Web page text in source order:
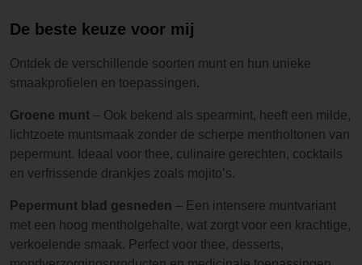
De beste keuze voor mij
Ontdek de verschillende soorten munt en hun unieke
smaakprofielen en toepassingen.
Groene munt – Ook bekend als spearmint, heeft een milde,
lichtzoete muntsmaak zonder de scherpe mentholtonen van
pepermunt. Ideaal voor thee, culinaire gerechten, cocktails
en verfrissende drankjes zoals mojito’s.
Pepermunt blad gesneden – Een intensere muntvariant
met een hoog mentholgehalte, wat zorgt voor een krachtige,
verkoelende smaak. Perfect voor thee, desserts,